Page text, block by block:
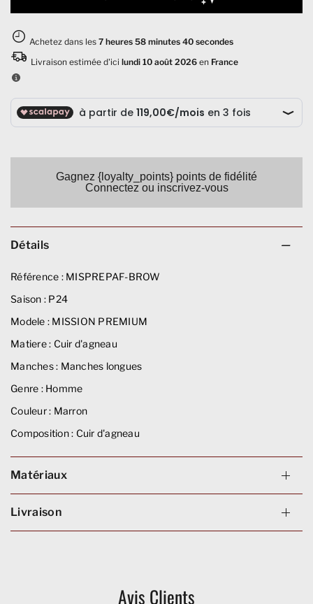
Gagnez {loyalty_points} points de fidélité
Connectez ou inscrivez-vous
Détails
Référence :MISPREPAF-BROW
Saison : P24
Modele : MISSION PREMIUM
Matiere : Cuir d'agneau
Manches : Manches longues
Genre :Homme
Couleur : Marron
Composition : Cuir d'agneau
Matériaux
Livraison
Avis Clients